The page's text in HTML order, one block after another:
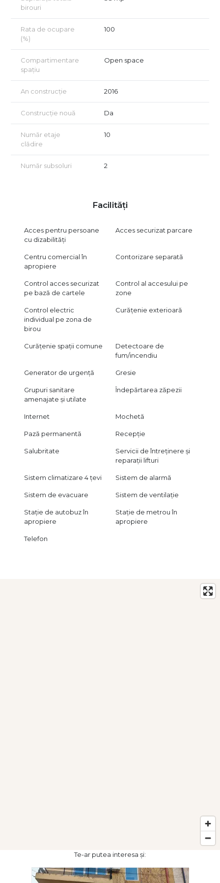
birouri
Rata de ocupare
(%)
100
Compartimentare
spațiu
Open space
An construcție 2016
Construcție nouă Da
Număr etaje
clădire
10
Număr subsoluri 2
Facilități
Acces pentru persoane
cu dizabilități
Acces securizat parcare
Centru comercial în
apropiere
Contorizare separată
Control acces securizat
pe bază de cartele
Control al accesului pe
zone
Control electric
individual pe zona de
birou
Curățenie exterioară
Curățenie spații comune
Detectoare de
fum/incendiu
Generator de urgență Gresie
Grupuri sanitare
amenajate și utilate
Îndepărtarea zăpezii
Internet Mochetă
Pază permanentă Recepție
Salubritate
Servicii de întreținere și
reparații lifturi
Sistem climatizare 4 țevi Sistem de alarmă
Sistem de evacuare Sistem de ventilație
Stație de autobuz în
apropiere
Stație de metrou în
apropiere
Telefon
Te-ar putea interesa și: